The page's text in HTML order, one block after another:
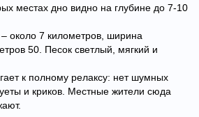
местах дно видно на глубине до 7-10
около 7 километров, ширина
50. Песок светлый, мягкий и
к полному релаксу: нет шумных
и криков. Местные жители сюда